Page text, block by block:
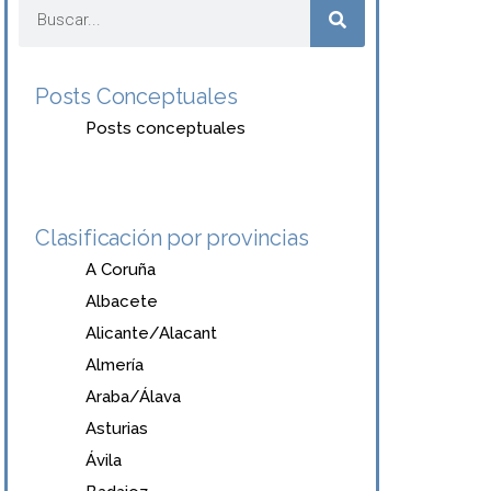
Posts Conceptuales
Posts conceptuales
Clasificación por provincias
A Coruña
Albacete
Alicante/Alacant
Almería
Araba/Álava
Asturias
Ávila